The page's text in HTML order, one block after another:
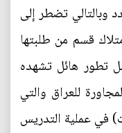
وبالتالي تضطر إلى
قسم من طلبتها
تطور هائل تشهده
للعراق والتي
في عملية التدريس